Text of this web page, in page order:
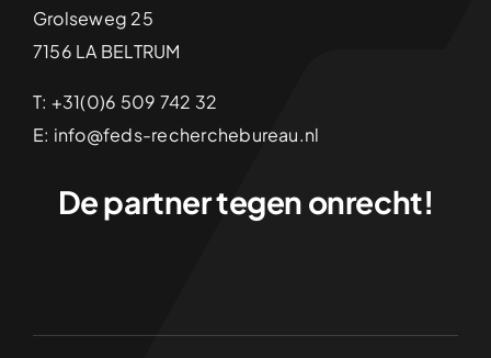
Grolseweg 25
7156 LA BELTRUM
T: +31(0)6 509 742 32
E: info@feds-recherchebureau.nl
De partner tegen onrecht!